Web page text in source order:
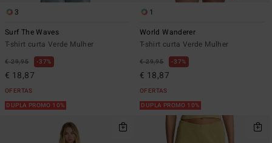
3
Surf The Waves
T-shirt curta Verde Mulher
€ 29,95 37%
€ 18,87
OFERTAS
DUPLA PROMO 10%
1
World Wanderer
T-shirt curta Verde Mulher
€ 29,95 37%
€ 18,87
OFERTAS
DUPLA PROMO 10%